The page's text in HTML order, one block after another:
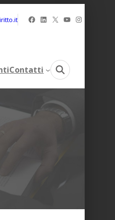
Facebook
LinkedIn
X YouTube
Instagram
Contatti